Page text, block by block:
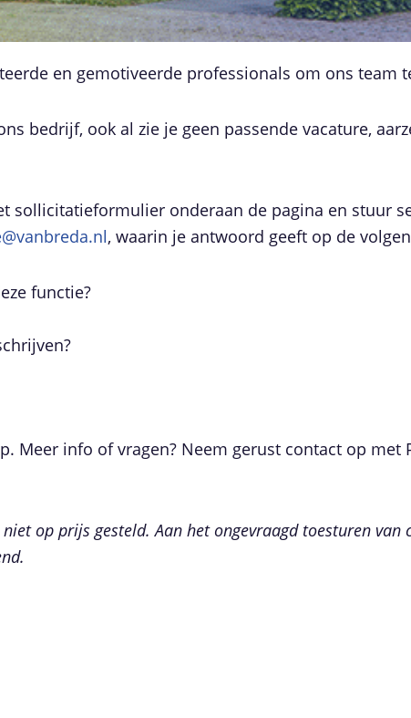
en gemotiveerde professionals om ons team
bedrijf, ook al zie je geen passende vacature,
sollicitatieformulier onderaan de pagina en stuur
, waarin je antwoord geeft op de
functie?
Meer info of vragen? Neem gerust contact op met
op prijs gesteld. Aan het ongevraagd toesturen van